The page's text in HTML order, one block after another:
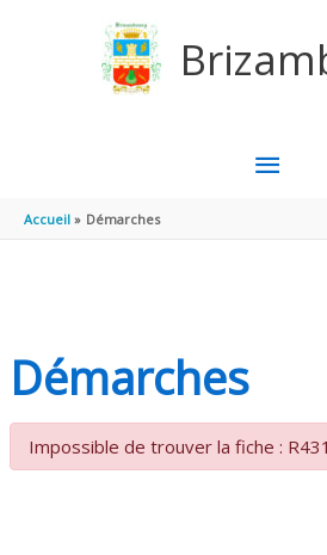
MENU
Accueil Démarches
Démarches
Impossible de trouver la fiche :